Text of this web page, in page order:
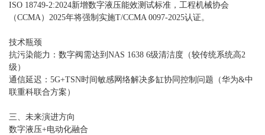
ISO 18749-2:2024新增数字液压能效测试标准，工程机械协会
（CCMA）2025年将强制实施T/CCMA 0097-2025认证。
技术瓶颈
抗污染能力：数字阀需达到NAS 1638 6级清洁度（较传统系统高2
级）
通信延迟：5G+TSN时间敏感网络解决多缸协同控制问题（华为&中
联重科联合方案）
三、未来演进方向
数字液压+电动化融合